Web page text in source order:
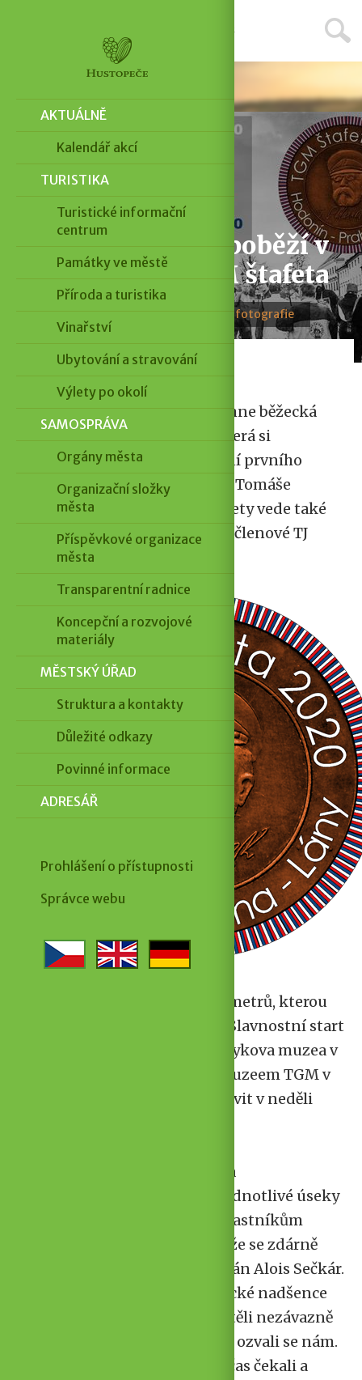
Aktuálně
Přes Hustopeče poběží v
sobotu 7. 3. TGM štafeta
25. 2. 2020 · 3 minuty čtení · 1 fotografie
O víkendu 7. a 8. března proběhne běžecká
štafeta z Hodonína do Lán, která si
připomene 170. výročí narození prvního
československého prezidenta Tomáše
Garrigue Masaryka. Trasa štafety vede také
přes Hustopeče. Akci pořádají členové TJ
Sokol Praha-Krč a další běžci.
Účastníky čeká trasa 360 kilometrů, kterou
chtějí zvládnout za 36 hodin. Slavnostní start
proběhne v Hodoníně u Masarykova muzea v
sobotu v 8 hodin ráno, před muzeem TGM v
Lánech by se měla štafeta objevit v neděli
„Trasu rozdělíme na 36 zhruba
desetikilometrových úseků. Jednotlivé úseky
pak přidělíme přihlášeným účastníkům
štafety, abychom měli jistotu, že se zdárně
doběhne do cíle,“ vysvětluje plán Alois Sečkár.
„Zároveň zveme všechny běžecké nadšence
nebo cyklisty, kteří by nám chtěli nezávazně
dělat doprovod, aby neváhali a ozvali se nám.
Nebo nás zkrátka jen v pravý čas čekali a
AKTUÁLNĚ
Kalendář akcí
TURISTIKA
Turistické informační
centrum
Památky ve městě
Příroda a turistika
Vinařství
Ubytování a stravování
Výlety po okolí
SAMOSPRÁVA
Orgány města
Organizační složky
města
Příspěvkové organizace
města
Transparentní radnice
Koncepční a rozvojové
materiály
MĚSTSKÝ ÚŘAD
Struktura a kontakty
Důležité odkazy
Povinné informace
ADRESÁŘ
Prohlášení o přístupnosti
Správce webu